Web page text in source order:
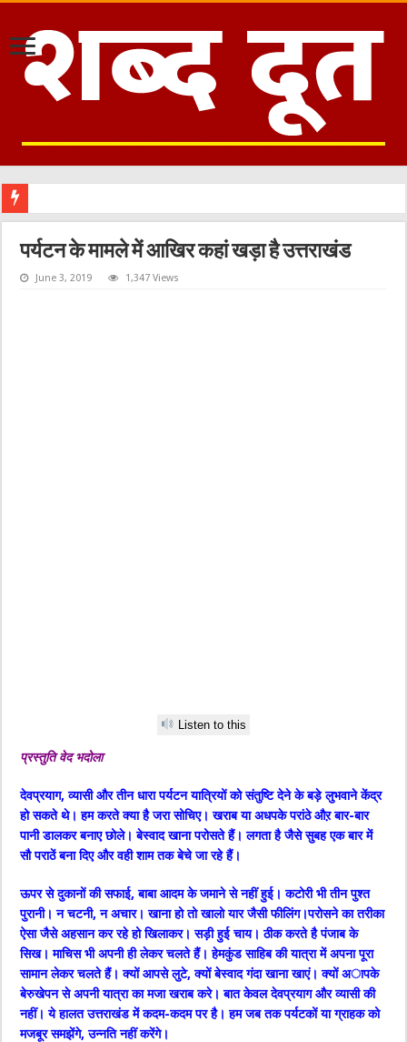
पर्यटन के मामले में आखिर कहां खड़ा है उत्तराखंड
June 3, 2019 1,347 Views
Listen to this
प्रस्तुति वेद भदोला
देवप्रयाग, व्यासी और तीन धारा पर्यटन यात्रियों को संतुष्टि देने के बड़े लुभवाने केंद्र
हो सकते थे। हम करते क्या है जरा सोचिए। खराब या अधपके परांठे औऱ बार-बार
पानी डालकर बनाए छोले। बेस्वाद खाना परोसते हैं। लगता है जैसे सुबह एक बार में
सौ पराठें बना दिए और वही शाम तक बेचे जा रहे हैं।
ऊपर से दुकानों की सफाई, बाबा आदम के जमाने से नहीं हुई। कटोरी भी तीन पुश्त
पुरानी। न चटनी, न अचार। खाना हो तो खालो यार जैसी फीलिंग।परोसने का तरीका
ऐसा जैसे अहसान कर रहे हो खिलाकर। सड़ी हुई चाय। ठीक करते है पंजाब के
सिख। माचिस भी अपनी ही लेकर चलते हैं। हेमकुंड साहिब की यात्रा में अपना पूरा
सामान लेकर चलते हैं। क्यों आपसे लुटे, क्यों बेस्वाद गंदा खाना खाएं। क्यों अापके
बेरुखेपन से अपनी यात्रा का मजा खराब करे। बात केवल देवप्रयाग और व्यासी की
नहीं। ये हालत उत्तराखंड में कदम-कदम पर है। हम जब तक पर्यटकों या ग्राहक को
मजबूर समझेंगे, उन्नति नहीं करेंगे।